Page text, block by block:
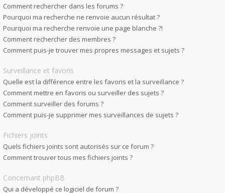
Comment rechercher dans les forums ?
Pourquoi ma recherche ne renvoie aucun résultat ?
Pourquoi ma recherche renvoie une page blanche ?!
Comment rechercher des membres ?
Comment puis-je trouver mes propres messages et sujets ?
Surveillance et favoris
Quelle est la différence entre les favoris et la surveillance ?
Comment mettre en favoris ou surveiller des sujets ?
Comment surveiller des forums ?
Comment puis-je supprimer mes surveillances de sujets ?
Fichiers joints
Quels fichiers joints sont autorisés sur ce forum ?
Comment trouver tous mes fichiers joints ?
Concernant phpBB
Qui a développé ce logiciel de forum ?